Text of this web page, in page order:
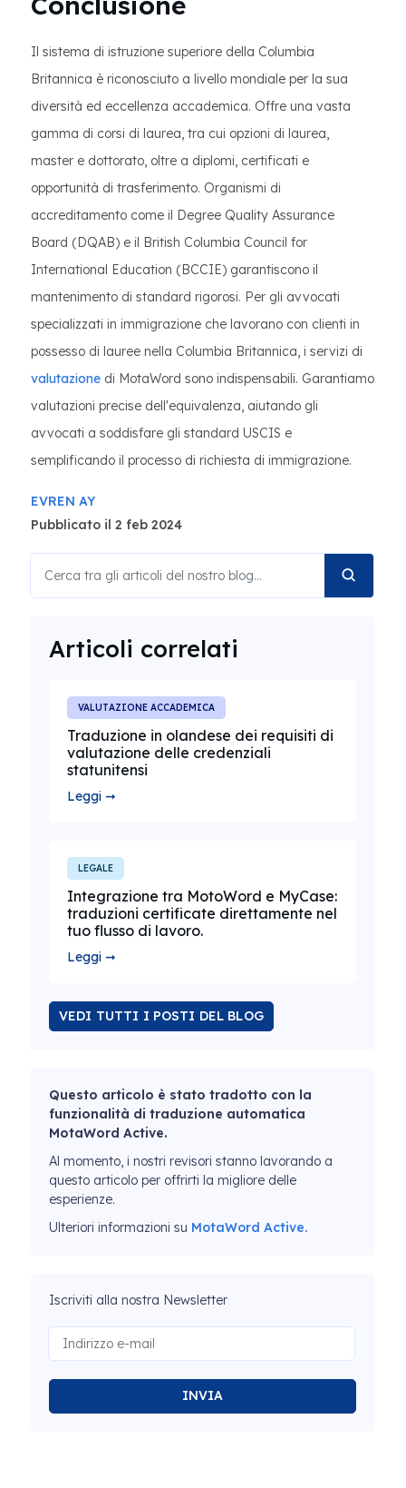
Il sistema di istruzione superiore della Columbia
Britannica è riconosciuto a livello mondiale per la sua
diversità ed eccellenza accademica. Offre una vasta
gamma di corsi di laurea, tra cui opzioni di laurea,
master e dottorato, oltre a diplomi, certificati e
opportunità di trasferimento. Organismi di
accreditamento come il Degree Quality Assurance
Board (DQAB) e il British Columbia Council for
International Education (BCCIE) garantiscono il
mantenimento di standard rigorosi. Per gli avvocati
specializzati in immigrazione che lavorano con clienti in
possesso di lauree nella Columbia Britannica, i servizi di
valutazione di MotaWord sono indispensabili. Garantiamo
valutazioni precise dell'equivalenza, aiutando gli
avvocati a soddisfare gli standard USCIS e
semplificando il processo di richiesta di immigrazione.
EVREN AY
Pubblicato il 2 feb 2024
Articoli correlati
VALUTAZIONE ACCADEMICA
Traduzione in olandese dei requisiti di
valutazione delle credenziali
statunitensi
Leggi ➞
LEGALE
Integrazione tra MotoWord e MyCase:
traduzioni certificate direttamente nel
tuo flusso di lavoro.
Leggi ➞
VEDI TUTTI I POSTI DEL BLOG
Questo articolo è stato tradotto con la
funzionalità di traduzione automatica
MotaWord Active.
Al momento, i nostri revisori stanno lavorando a
questo articolo per offrirti la migliore delle
esperienze.
Ulteriori informazioni su MotaWord Active.
Iscriviti alla nostra Newsletter
INVIA